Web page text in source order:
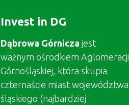
Invest in DG
Dąbrowa Górnicza jest
ważnym ośrodkiem Aglomeracji
Górnośląskiej, która skupia
czternaście miast województwa
śląskiego (najbardziej